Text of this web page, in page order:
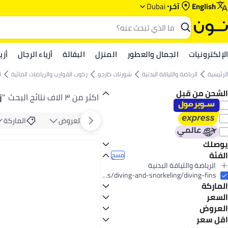
English آخر Dubai
الإلكترونيات الجمال والعطور المنزل البقالة أزياء الرجال
الرئيسية الرياضة واللياقة البدنية شورتات كارجو ركوب القوارب والرياضات المائية
الشحن من قبل
يوصلك
اليوم
الفئة مسح
الرياضة واللياقة البدنية
الكل الرياضة واللياقة البدنية
شورتات كارجو
الكل شورتات كارجو
ركوب القوارب والرياضات المائية
الكل ركوب القوارب والرياضات المائية
الغوص والغطس
sports-and-outdoors/sports/boating-and-water-sports/diving-and-snorkeling/diving-fins
الماركة
سبيدو
أكوا سفير
السعر
عرض التنائج العروض
عرض
اقل سعر
اكثر من ٣ الاف نتائج البحث "
العروض الماركة